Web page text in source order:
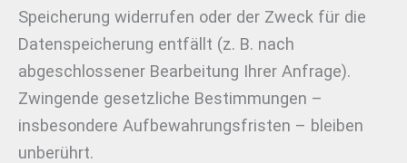
Speicherung widerrufen oder der Zweck für die
Datenspeicherung entfällt (z. B. nach
abgeschlossener Bearbeitung Ihrer Anfrage).
Zwingende gesetzliche Bestimmungen –
insbesondere Aufbewahrungsfristen – bleiben
unberührt.